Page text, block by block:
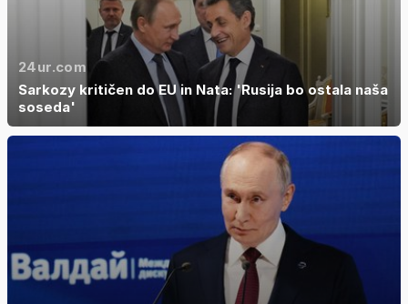
24ur.com
Sarkozy kritičen do EU in Nata: 'Rusija bo ostala naša
soseda'